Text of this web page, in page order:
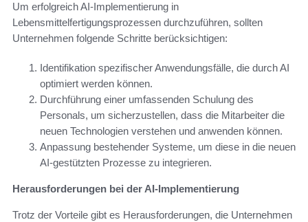
Um erfolgreich AI-Implementierung in
Lebensmittelfertigungsprozessen durchzuführen, sollten
Unternehmen folgende Schritte berücksichtigen:
Identifikation spezifischer Anwendungsfälle, die durch AI
optimiert werden können.
Durchführung einer umfassenden Schulung des
Personals, um sicherzustellen, dass die Mitarbeiter die
neuen Technologien verstehen und anwenden können.
Anpassung bestehender Systeme, um diese in die neuen
AI-gestützten Prozesse zu integrieren.
Herausforderungen bei der AI-Implementierung
Trotz der Vorteile gibt es Herausforderungen, die Unternehmen